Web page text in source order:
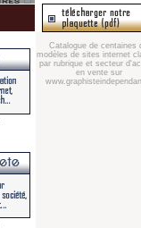
Catalogue de centaines
modèles de sites internet
par rubrique et secteur
en vente sur